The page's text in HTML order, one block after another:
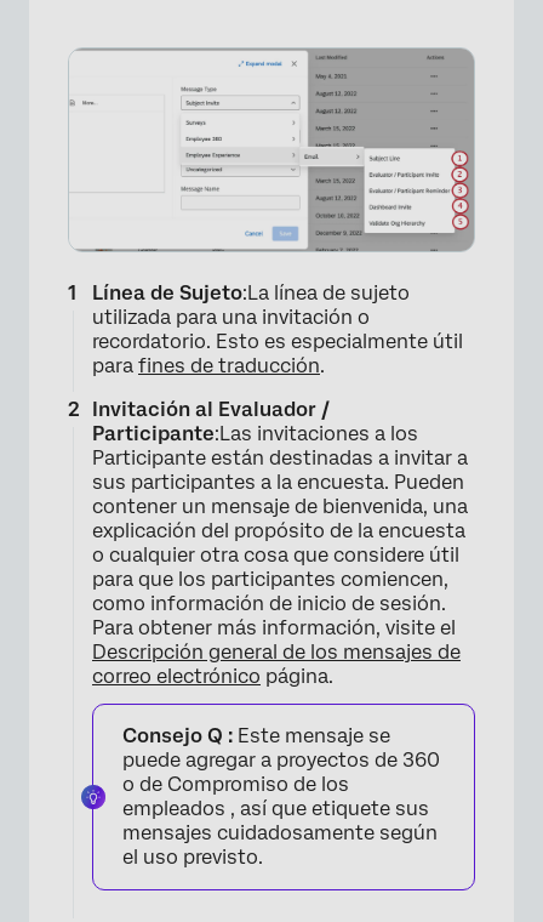
Línea de Sujeto:La línea de sujeto
utilizada para una invitación o
recordatorio. Esto es especialmente útil
para fines de traducción.
Invitación al Evaluador /
Participante:Las invitaciones a los
Participante están destinadas a invitar a
sus participantes a la encuesta. Pueden
contener un mensaje de bienvenida, una
explicación del propósito de la encuesta
o cualquier otra cosa que considere útil
para que los participantes comiencen,
como información de inicio de sesión.
Para obtener más información, visite el
Descripción general de los mensajes de
correo electrónico página.
Consejo Q : Este mensaje se
puede agregar a proyectos de 360 ​​
o de Compromiso de los
empleados , así que etiquete sus
mensajes cuidadosamente según
el uso previsto.